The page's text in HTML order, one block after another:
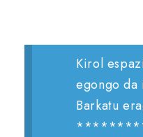
Kirol
egongo
Barkatu